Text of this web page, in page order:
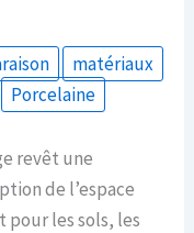
matériaux
Porcelaine
revêt une
de l’espace
pour les sols, les